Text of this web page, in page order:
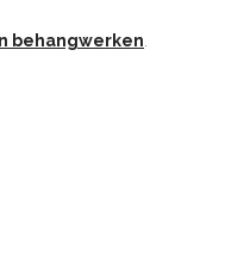
behangwerken